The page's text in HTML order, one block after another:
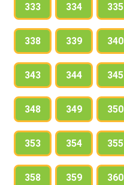
333 334 335
338 339 340
343 344 345
348 349 350
353 354 355
358 359 360